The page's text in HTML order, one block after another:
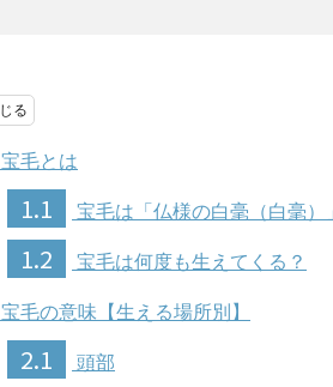
宝毛とは
1.1 宝毛は「仏様の白毫（白毫）
1.2 宝毛は何度も生えてくる？
宝毛の意味【生える場所別】
2.1 頭部